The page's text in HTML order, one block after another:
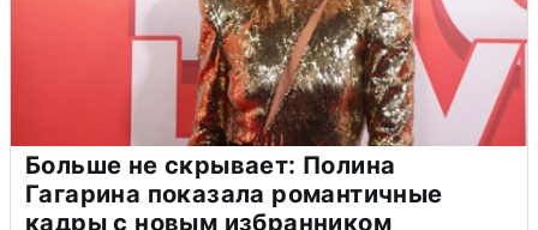
Больше не скрывает: Полина
Гагарина показала романтичные
кадры с новым избранником